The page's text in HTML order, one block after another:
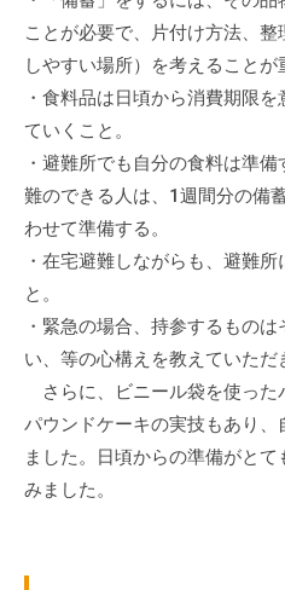
ことが必要で、片付け方法、
しやすい場所）を考えることが
・食料品は日頃から消費期限
ていくこと。
・避難所でも自分の食料は準
難のできる人は、1週間分の備
わせて準備する。
・在宅避難しながらも、避難
と。
・緊急の場合、持参するもの
い、等の心構えを教えていただ
さらに、ビニール袋を使った
パウンドケーキの実技もあり、
ました。日頃からの準備がと
みました。